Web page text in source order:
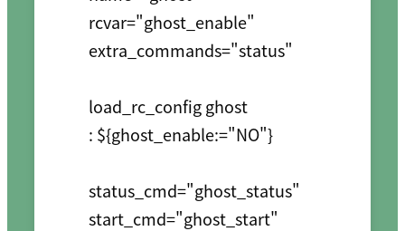
rcvar="ghost_enable"
extra_commands="status"
load_rc_config ghost
: ${ghost_enable:="NO"}
status_cmd="ghost_status"
start_cmd="ghost_start"